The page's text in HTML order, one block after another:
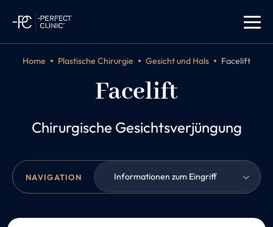
Home Plastische Chirurgie Gesicht und Hals Facelift
Facelift
Chirurgische Gesichtsverjüngung
NAVIGATION Informationen zum Eingriff